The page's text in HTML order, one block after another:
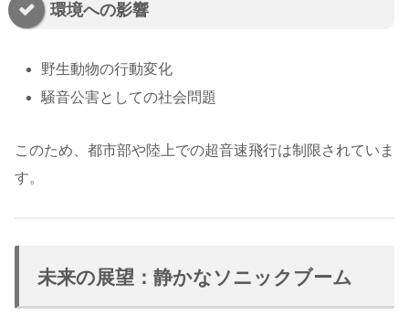
環境への影響
野生動物の行動変化
騒音公害としての社会問題
このため、都市部や陸上での超音速飛行は制限されていま
す。
未来の展望：静かなソニックブーム